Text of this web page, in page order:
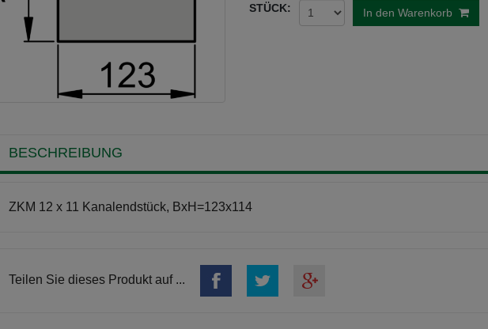
STÜCK: In den Warenkorb
BESCHREIBUNG
ZKM 12 x 11 Kanalendstück, BxH=123x114
Teilen Sie dieses Produkt auf ...